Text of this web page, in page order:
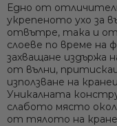
напукване или
Разнообразие от
Ø85 см) за лодки от
оранжево за
според стила на
Едно от
укрепеното ухо за
отвътре, така и
слоеве по време на
захващане издържа
от вълни,
използване на
Уникалната
слабото място
от тялото на